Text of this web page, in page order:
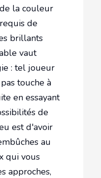
la couleur
de
brillants
vaut
: tel joueur
touche à
en essayant
de
est d'avoir
au
qui vous
approches,